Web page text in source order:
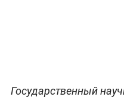
Государственный